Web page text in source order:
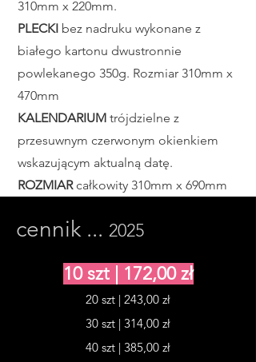
310mm x 220mm.
PLECKI bez nadruku wykonane z
białego kartonu dwustronnie
powlekanego 350g. Rozmiar 310mm x
470mm
KALENDARIUM trójdzielne z
przesuwnym czerwonym okienkiem
wskazującym aktualną datę.
ROZMIARcałkowity 310mm x 690mm
cennik ... 2025
10 szt | 172,00 zł
20 szt | 243,00 zł
30 szt | 314,00 zł
40 szt | 385,00 zł